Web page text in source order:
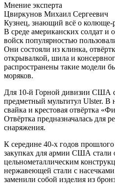
Мнение эксперта
Цвиркунов Михаил Сергеевич
Кузнец, знающий всё о колюще-
В среде американских солдат и
войск популярностью
Они состояли из клинка,
открывалкой, шила и
распространены такие модели
моряков.
Для 10-й Горной дивизии США
предметный мультитул Ulster. В
свайка и крестовая отвёртка
Отвёртка предназначалась для
снаряжения.
К середине 40-х годов
закупках для армии США стали
цельнометаллическим
нержавеющей стали с
заменили собой изделия из